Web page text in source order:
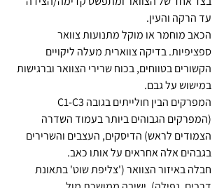
עד הרקה והעין.
הכאב מוחמר או מוקל מתנועות צוואר
ספציפיות. בדיקה צווארית מעלה ליקויים
הקשורים בטווחים, בכוח שרירי הצוואר וברגישות
במישוש על גבם.
(המפרקים הגבוהים ביותר בעמוד השדרה
הצמודים לראש) הדיסקים, העצבים והשרירים
בגבהים אלה אחראים על אותו כאב.
חבלה באיזור הצוואר ('צליפת שוט' בתאונת